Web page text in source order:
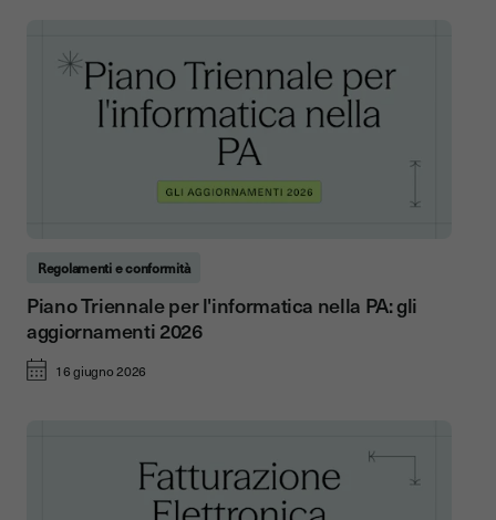
Regolamenti e conformità
Piano Triennale per l'informatica nella PA: gli
aggiornamenti 2026
16 giugno 2026